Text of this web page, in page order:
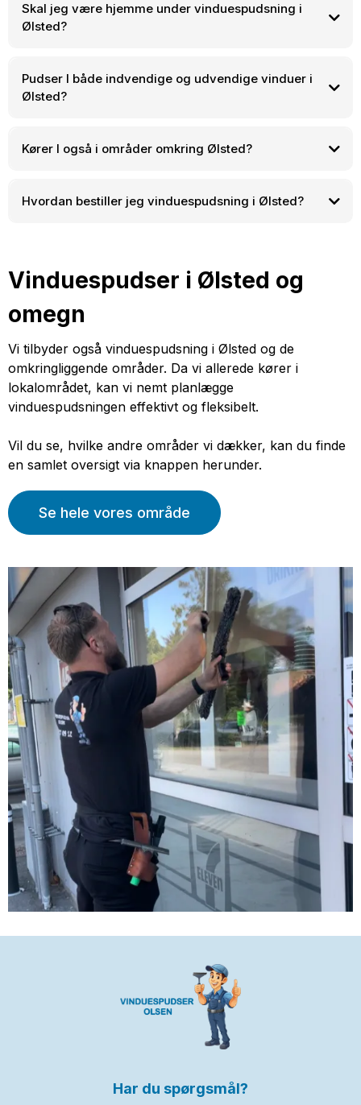
Skal jeg være hjemme under vinduespudsning i
Ølsted?
Pudser I både indvendige og udvendige vinduer i
Ølsted?
Kører I også i områder omkring Ølsted?
Frederiksværk Helsinge Hillerød Frederikssund Jægerspris
Hornbæk
Hvordan bestiller jeg vinduespudsning i Ølsted?
Vinduespudser i Ølsted og
omegn
Vi tilbyder også vinduespudsning i Ølsted og de
omkringliggende områder. Da vi allerede kører i
lokalområdet, kan vi nemt planlægge
vinduespudsningen effektivt og fleksibelt.
Vil du se, hvilke andre områder vi dækker, kan du finde
en samlet oversigt via knappen herunder.
Se hele vores område
Har du spørgsmål?